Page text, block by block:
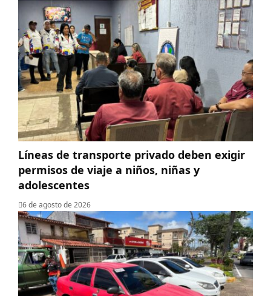
Líneas de transporte privado deben exigir
permisos de viaje a niños, niñas y
adolescentes
6 de agosto de 2026